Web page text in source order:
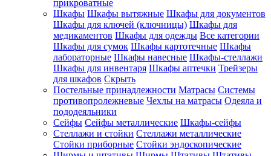
прикроватные
Шкафы Шкафы вытяжные Шкафы для документов
Шкафы для ключей (ключницы) Шкафы для
медикаментов Шкафы для одежды Все категории
Шкафы для сумок Шкафы картотечные Шкафы
лабораторные Шкафы навесные Шкафы-стеллажи
Шкафы для инвентаря Шкафы аптечки Трейзеры
для шкафов Скрыть
Постельные принадлежности Матрасы Системы
противопролежневые Чехлы на матрасы Одеяла и
пододеяльники
Сейфы Сейфы металлические Шкафы-сейфы
Стеллажи и стойки Стеллажи металлические
Стойки приборные Стойки эндоскопические